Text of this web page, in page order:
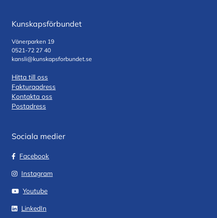
Kunskapsförbundet
Vänerparken 19
0521-72 27 40
kansli@kunskapsforbundet.se
Hitta till oss
Fakturaadress
Kontakta oss
Postadress
Sociala medier
Facebook
Instagram
Youtube
LinkedIn